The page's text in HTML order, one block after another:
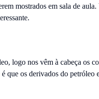
mostrados em sala de
logo nos vêm à cabeça os
que os derivados do petróleo